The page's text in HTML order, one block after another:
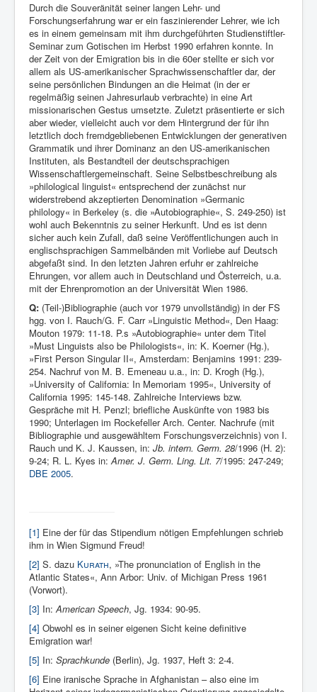
Durch die Souveränität seiner langen Lehr- und
Forschungserfahrung war er ein faszinierender Lehrer, wie ich
es in einem gemeinsam mit ihm durchgeführten Studienstiftler-
Seminar zum Gotischen im Herbst 1990 erfahren konnte. In
der Zeit von der Emigration bis in die 60er stellte er sich vor
allem als US-amerikanischer Sprachwissenschaftler dar, der
seine persönli­chen Bindungen an die Heimat (in der er
regelmäßig seinen Jahre­surlaub verbrachte) in eine Art
missionarischen Gestus umsetzte. Zuletzt präsentierte er sich
aber wieder, vielleicht auch vor dem Hinter­grund der für ihn
letztlich doch fremdgebliebenen Entwicklungen der generativen
Grammatik und ihrer Dominanz an den US-amerikani­schen
Instituten, als Bestandteil der deutschsprachigen
Wissenschaftlergemeinschaft. Seine Selbstbeschreibung als
»philological linguist« entsprechend der zunächst nur
widerstrebend akzeptierten Denomination »Germanic
philology« in Berkeley (s. die »Autobiographie«, S. 249-250) ist
wohl auch Bekenntnis zu seiner Herkunft. Und es ist denn
sicher auch kein Zufall, daß seine Veröffentlichungen auch in
englischsprachigen Sammel­bänden mit Vorliebe auf Deutsch
abgefaßt sind. In den letzten Jahren erfuhr er zahlreiche
Ehrungen, vor allem auch in Deutschland und Österreich, u.a.
mit der Ehrenpromotion an der Universität Wien 1986.
Q: (Teil-)Bibliographie (auch vor 1979 unvollständig) in der FS
hgg. von I. Rauch/G. F. Carr »Linguistic Method«, Den Haag:
Mouton 1979: 11-18. P.s »Autobiographie« unter dem Titel
»Must Linguists also be Philologists«, in: K. Koerner (Hg.),
»First Person Singular II«, Amsterdam: Benjamins 1991: 239-
254. Nachruf von M. B. Emeneau u.a., in: D. Krogh (Hg.),
»University of California: In Memoriam 1995«, University of
California 1995: 145-148. Zahlreiche Interviews bzw.
Gespräche mit H. Penzl; briefliche Auskünfte von 1983 bis
1990; Unterlagen im Rockefeller Arch. Center. Nachrufe (mit
Bibliographie und ausgewähltem Forschungsverzeichnis) von I.
Rauch und K. J. Kaussen, in: Jb. intern. Germ. 28/1996 (H. 2):
9-24; R. L. Kyes in:Amer. J. Germ. Ling. Lit. 7/1995: 247-249;
DBE 2005.
[1] Eine der für das Stipendium nötigen Empfehlungen schrieb
ihm in Wien Sigmund Freud!
[2] S. dazu Kurath, »The pronunciation of Eng­lish in the
Atlantic States«, Ann Arbor: Univ. of Michigan Press 1961
(Vorwort).
[3] In:American Speech, Jg. 1934: 90-95.
[4] Obwohl es in seiner eigenen Sicht keine definitive
Emigration war!
[5] In: Sprachkunde (Ber­lin), Jg. 1937, Heft 3: 2-4.
[6] Eine ira­nische Sprache in Afghanistan – also eine im